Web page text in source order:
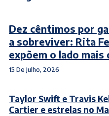
Dez cêntimos por
a sobreviver: Rita
expõem o lado
15 De Julho, 2026
Taylor Swift e Travis
Cartier e estrelas no